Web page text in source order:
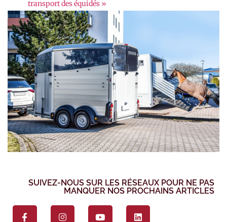
transport des équidés »
SUIVEZ-NOUS SUR LES RÉSEAUX POUR NE PAS
MANQUER NOS PROCHAINS ARTICLES